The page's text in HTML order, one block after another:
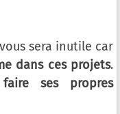
sera inutile car
dans ces projets.
faire ses propres